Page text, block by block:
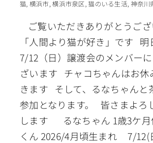
猫, 横浜市,横浜市泉区,猫のいる生活, 神奈川
ご覧いただきありがとうござ
「人間より猫が好き」です 明
7/12（日）譲渡会のメンバー
ざいます チャコちゃんはお休
きます そして、るなちゃんと
参加となります。 皆さまよろ
します るなちゃん 1歳3ケ
くん 2026/4月頃生まれ 7/12(